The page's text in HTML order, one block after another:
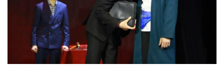
Ta'lim
Tahliliy ma'lumotlar
Ta'limga doir terminlar